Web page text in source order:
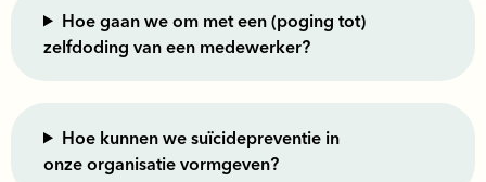
Hoe gaan we om met een (poging tot)
zelfdoding van een medewerker?
Hoe kunnen we suïcidepreventie in
onze organisatie vormgeven?